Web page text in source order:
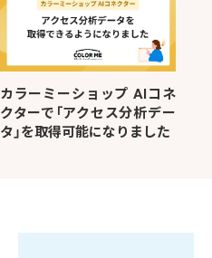
カラーミーショップ AIコネ
クターで「アクセス分析デー
タ」を取得可能になりました